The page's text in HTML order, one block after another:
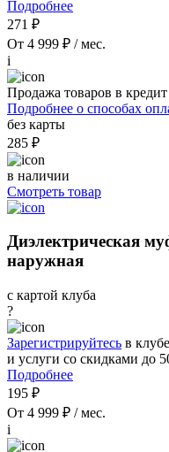
Подробнее
271 ₽
От 4 999 ₽ / мес.
i
Продажа товаров в
Подробнее о способах
без карты
285 ₽
в наличии
Смотреть товар
Диэлектрическая
наружная
с картой клуба
?
Зарегистрируйтесь в
и услуги со скидками до
Подробнее
195 ₽
От 4 999 ₽ / мес.
i